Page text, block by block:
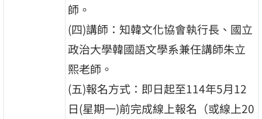
師。
(四)講師：知韓文化協會執行長、國立
政治大學韓國語文學系兼任講師朱立
熙老師。
(五)報名方式：即日起至114年5月12
日(星期一)前完成線上報名（或線上20